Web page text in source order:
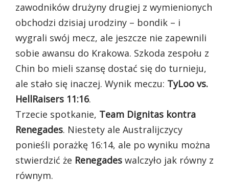
zawodników drużyny drugiej z wymienionych
obchodzi dzisiaj urodziny – bondik – i
wygrali swój mecz, ale jeszcze nie zapewnili
sobie awansu do Krakowa. Szkoda zespołu z
Chin bo mieli szansę dostać się do turnieju,
ale stało się inaczej. Wynik meczu: TyLoo vs.
HellRaisers 11:16.
Trzecie spotkanie, Team Dignitas kontra
Renegades. Niestety ale Australijczycy
ponieśli porażkę 16:14, ale po wyniku można
stwierdzić że Renegades walczyło jak równy z
równym.